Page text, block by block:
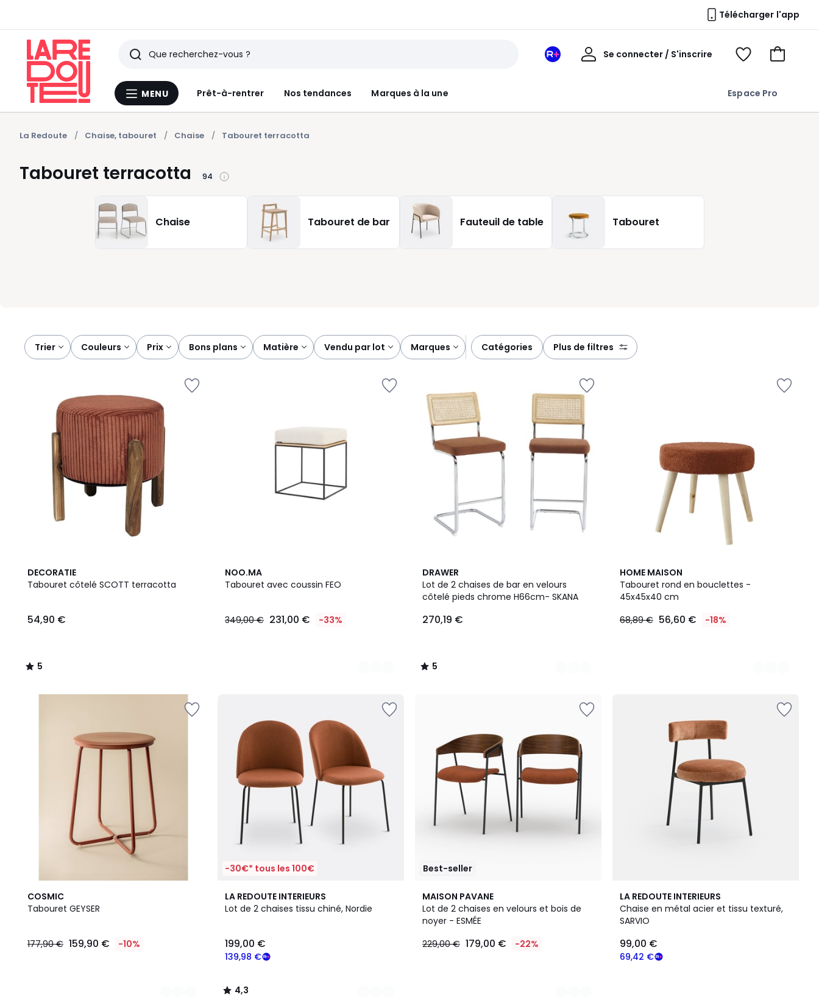
Télécharger l'app
Menu
MENU Prêt-à-rentrer Nos tendances Marques à la une Espace Pro
Rechercher
Derniers
articles
vus
Mon
Se connecter / S'inscrire
Mon
Voir
Voir
La Redoute Chaise, tabouret Chaise Tabouret terracotta
Tabouret terracotta 94
Chaise Tabouret de bar Fauteuil de table Tabouret
Trier couleurs prix bons plans matière vendu par lot marques catégories plus de filtres
DECORATIE
Tabouret côtelé SCOTT terracotta
€.
54,90 €
5
/
5
/
NOO.MA
Tabouret avec coussin FEO
349,00 € 231,00 € -33%
7
Couleurs
DRAWER
Lot de 2 chaises de bar en velours
côtelé pieds chrome H66cm- SKANA
270,19 €
5
/
5
3
Couleurs
5
/
HOME MAISON
Tabouret rond en bouclettes -
45x45x40 cm
68,89 € 56,60 € -18%
4
Couleurs
COSMIC
Tabouret GEYSER
177,90 € 159,90 € -10%
5
Couleurs
-30€* tous les 100€
LA REDOUTE INTERIEURS
Lot de 2 chaises tissu chiné, Nordie
139,98 €
199,00 €
4,3
/ 5
3
Couleurs
4,3
/
Best-seller
MAISON PAVANE
Lot de 2 chaises en velours et bois de
noyer - ESMÉE
229,00 € 179,00 € -22%
3
Couleurs
LA REDOUTE INTERIEURS
Chaise en métal acier et tissu texturé,
SARVIO
69,42 €
99,00 €